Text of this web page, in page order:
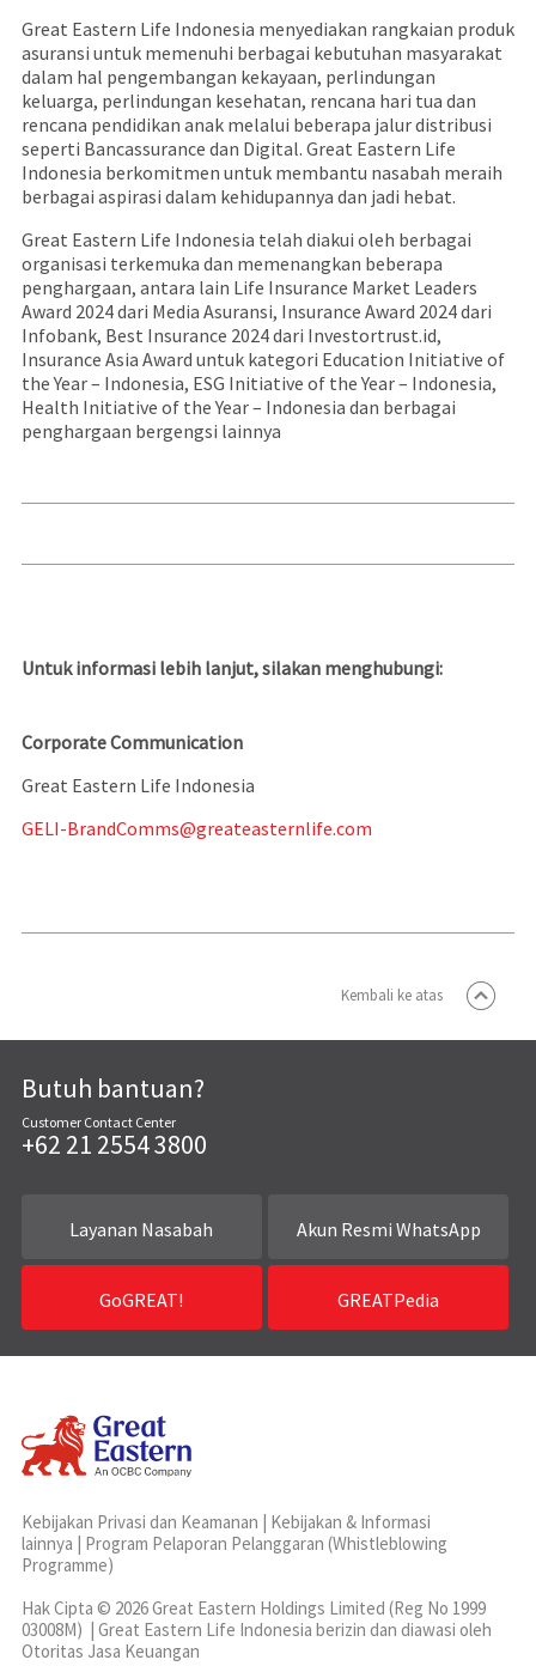
Great Eastern Life Indonesia menyediakan rangkaian produk
asuransi untuk memenuhi berbagai kebutuhan masyarakat
dalam hal pengembangan kekayaan, perlindungan
keluarga, perlindungan kesehatan, rencana hari tua dan
rencana pendidikan anak melalui beberapa jalur distribusi
seperti Bancassurance dan Digital. Great Eastern Life
Indonesia berkomitmen untuk membantu nasabah meraih
berbagai aspirasi dalam kehidupannya dan jadi hebat.
Great Eastern Life Indonesia telah diakui oleh berbagai
organisasi terkemuka dan memenangkan beberapa
penghargaan, antara lain Life Insurance Market Leaders
Award 2024 dari Media Asuransi, Insurance Award 2024 dari
Infobank, Best Insurance 2024 dari Investortrust.id,
Insurance Asia Award untuk kategori Education Initiative of
the Year – Indonesia, ESG Initiative of the Year – Indonesia,
Health Initiative of the Year – Indonesia dan berbagai
penghargaan bergengsi lainnya
Untuk informasi lebih lanjut, silakan menghubungi:
Corporate Communication
Great Eastern Life Indonesia
GELI-BrandComms@greateasternlife.com
Kembali ke atas
Butuh bantuan?
Customer Contact Center
+62 21 2554 3800
Layanan Nasabah Akun Resmi WhatsApp
GoGREAT! GREATPedia
Kebijakan Privasi dan Keamanan
Kebijakan & Informasi
lainnya
Program Pelaporan Pelanggaran (Whistleblowing
Programme)
Hak Cipta © 2026 Great Eastern Holdings Limited (Reg No 1999
03008M) | Great Eastern Life Indonesia berizin dan diawasi oleh
Otoritas Jasa Keuangan